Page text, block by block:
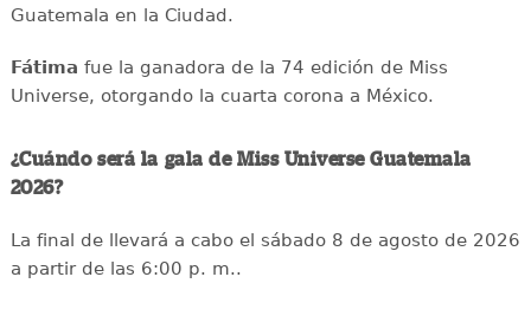
Guatemala en la Ciudad.
Fátima fue la ganadora de la 74 edición de Miss
Universe, otorgando la cuarta corona a México.
¿Cuándo será la gala de Miss Universe Guatemala
2026?
La final de llevará a cabo el sábado 8 de agosto de 2026
a partir de las 6:00 p. m..